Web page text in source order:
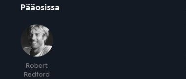
Pääosissa
Robert
Redford